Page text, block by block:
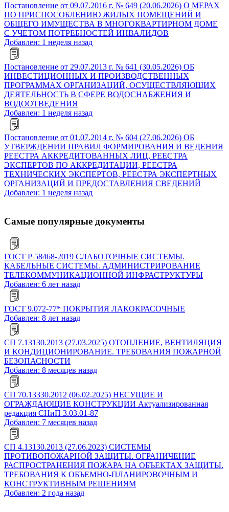
Постановление от 09.07.2016 г. № 649 (20.06.2026) О МЕРАХ
ПО ПРИСПОСОБЛЕНИЮ ЖИЛЫХ ПОМЕЩЕНИЙ И
ОБЩЕГО ИМУЩЕСТВА В МНОГОКВАРТИРНОМ ДОМЕ
С УЧЕТОМ ПОТРЕБНОСТЕЙ ИНВАЛИДОВ
Добавлен: 1 неделя назад
Постановление от 29.07.2013 г. № 641 (30.05.2026) ОБ
ИНВЕСТИЦИОННЫХ И ПРОИЗВОДСТВЕННЫХ
ПРОГРАММАХ ОРГАНИЗАЦИЙ, ОСУЩЕСТВЛЯЮЩИХ
ДЕЯТЕЛЬНОСТЬ В СФЕРЕ ВОДОСНАБЖЕНИЯ И
ВОДООТВЕДЕНИЯ
Добавлен: 1 неделя назад
Постановление от 01.07.2014 г. № 604 (27.06.2026) ОБ
УТВЕРЖДЕНИИ ПРАВИЛ ФОРМИРОВАНИЯ И ВЕДЕНИЯ
РЕЕСТРА АККРЕДИТОВАННЫХ ЛИЦ, РЕЕСТРА
ЭКСПЕРТОВ ПО АККРЕДИТАЦИИ, РЕЕСТРА
ТЕХНИЧЕСКИХ ЭКСПЕРТОВ, РЕЕСТРА ЭКСПЕРТНЫХ
ОРГАНИЗАЦИЙ И ПРЕДОСТАВЛЕНИЯ СВЕДЕНИЙ
Добавлен: 1 неделя назад
Самые популярные документы
ГОСТ Р 58468-2019 СЛАБОТОЧНЫЕ СИСТЕМЫ.
КАБЕЛЬНЫЕ СИСТЕМЫ. АДМИНИСТРИРОВАНИЕ
ТЕЛЕКОММУНИКАЦИОННОЙ ИНФРАСТРУКТУРЫ
Добавлен: 6 лет назад
ГОСТ 9.072-77* ПОКРЫТИЯ ЛАКОКРАСОЧНЫЕ
Добавлен: 8 лет назад
СП 7.13130.2013 (27.03.2025) ОТОПЛЕНИЕ, ВЕНТИЛЯЦИЯ
И КОНДИЦИОНИРОВАНИЕ. ТРЕБОВАНИЯ ПОЖАРНОЙ
БЕЗОПАСНОСТИ
Добавлен: 8 месяцев назад
СП 70.13330.2012 (06.02.2025) НЕСУЩИЕ И
ОГРАЖДАЮЩИЕ КОНСТРУКЦИИ Актуализированная
редакция СНиП 3.03.01-87
Добавлен: 7 месяцев назад
СП 4.13130.2013 (27.06.2023) СИСТЕМЫ
ПРОТИВОПОЖАРНОЙ ЗАЩИТЫ. ОГРАНИЧЕНИЕ
РАСПРОСТРАНЕНИЯ ПОЖАРА НА ОБЪЕКТАХ ЗАЩИТЫ.
ТРЕБОВАНИЯ К ОБЪЕМНО-ПЛАНИРОВОЧНЫМ И
КОНСТРУКТИВНЫМ РЕШЕНИЯМ
Добавлен: 2 года назад